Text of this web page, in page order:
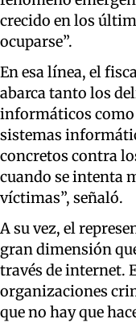
crecido en los
ocuparse”.
En esa línea, el
abarca tanto los
informáticos como
sistemas
concretos contra
cuando se intenta
víctimas”, señaló.
A su vez, el
gran dimensión
través de internet.
organizaciones
que no hay que